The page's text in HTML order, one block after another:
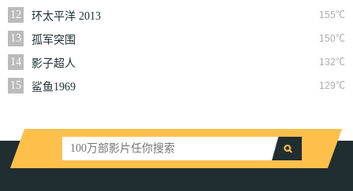
12
155℃
环太平洋 2013
13
150℃
孤军突围
14
132℃
影子超人
15
129℃
鲨鱼1969